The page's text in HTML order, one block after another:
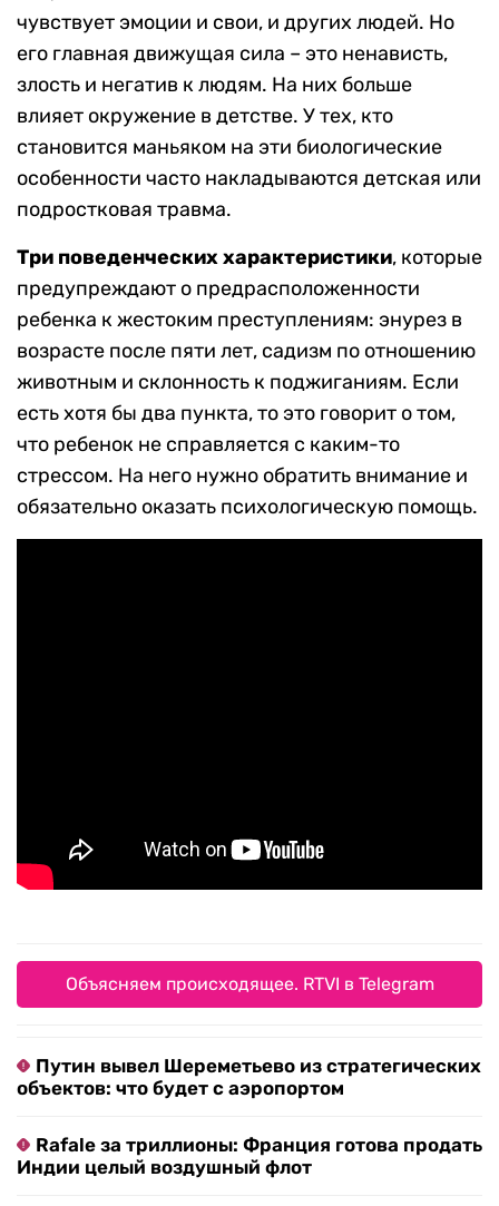
чувствует эмоции и свои, и других людей. Но
его главная движущая сила – это ненависть,
злость и негатив к людям. На них больше
влияет окружение в детстве. У тех, кто
становится маньяком на эти биологические
особенности часто накладываются детская или
подростковая травма.
Три поведенческих характеристики, которые
предупреждают о предрасположенности
ребенка к жестоким преступлениям: энурез в
возрасте после пяти лет, садизм по отношению
животным и склонность к поджиганиям. Если
есть хотя бы два пункта, то это говорит о том,
что ребенок не справляется с каким-то
стрессом. На него нужно обратить внимание и
обязательно оказать психологическую помощь.
Объясняем происходящее. RTVI в Telegram
Путин вывел Шереметьево из стратегических
объектов: что будет с аэропортом
Rafale за триллионы: Франция готова продать
Индии целый воздушный флот